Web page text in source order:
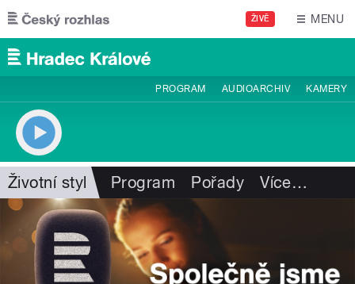
Přejít k hlavnímu obsahu
ŽIVĚ MENU
PROGRAM AUDIOARCHIV KAMERY
Životní styl Program Pořady Více…